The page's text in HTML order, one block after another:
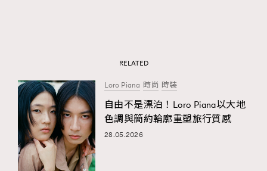
RELATED
Loro Piana 時尚 時裝
自由不是漂泊！Loro Piana以大地
色調與簡約輪廓重塑旅行質感
28.05.2026